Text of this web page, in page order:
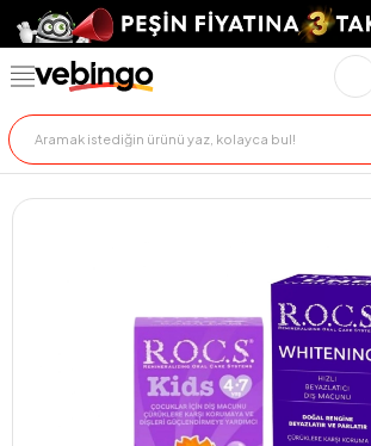
Genel Bakış Ürün Açıklaması Teslimat Ve